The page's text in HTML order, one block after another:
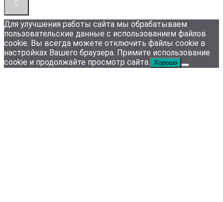
Для улучшения работы сайта мы обрабатываем
пользовательские данные с использованием файлов
cookie. Вы всегда можете отключить файлы cookie в
настройках Вашего браузера. Примите использование
cookie и продолжайте просмотр сайта. Хорошо